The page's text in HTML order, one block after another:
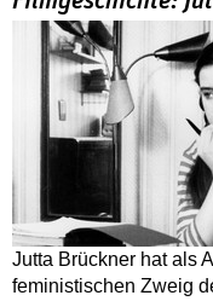
Jutta Brückner hat als
feministischen Zweig